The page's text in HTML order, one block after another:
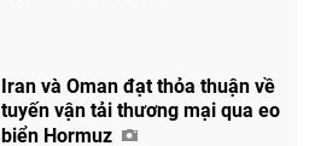
Chia sẻ
Iran và Oman đạt thỏa thuận về
tuyến vận tải thương mại qua eo
biển Hormuz